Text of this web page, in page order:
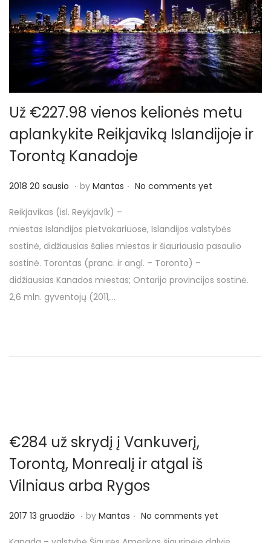
Už €227.98 vienos kelionės metu
aplankykite Reikjaviką Islandijoje ir
Torontą Kanadoje
P
s
t
e
d
o
n
2018 20 sausio 2
1
8
2
0
s
a
. by Mantas . No comments yet
Reikjavikas (isl. Reykjavík) –
miestas Islandijos pietvakariuose, Islandijos valstybės
sostinė, didžiausias šalies miestas ir šiauriausia pasaulio
sostinė. Torontas (pranc. ir angl. – Toronto) –
didžiausias Kanados miestas; Ontarijo provincijos sostinė.
2,6 mln. gyventojų (2011,…
€284 už skrydį į Vankuverį,
Torontą, Monrealį ir atgal iš
Vilniaus arba Rygos
P
2017 13 gruodžio 2. by Mantas . No comments yet